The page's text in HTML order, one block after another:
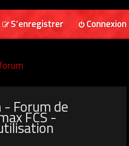
Connexion
S’enregistrer
Forum de
FCS -